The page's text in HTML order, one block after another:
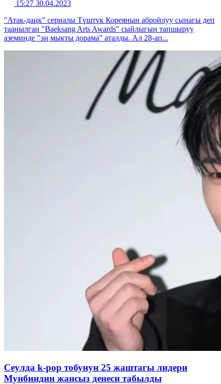
15:27 30.04.2023
"Атак-даңк" сериалы Түштүк Кореянын абройлуу сынагы деп
таанылган "Baeksang Arts Awards" сыйлыгын тапшыруу
аземинде "эң мыкты дорама" аталды. Ал 28-ап...
Сеулда k-pop тобунун 25 жаштагы лидери
Мунбиндин жансыз денеси табылды